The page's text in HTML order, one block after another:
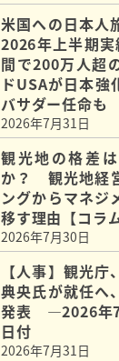
米国への日本人
2026年上半期
間で200万人超
ドUSAが日本強
バサダー任命も
2026年7月31日
観光地の格差
か？ 観光地経
ングからマネジ
移す理由【コラム
2026年7月30日
【人事】観光
典央氏が就任へ
発表 ―2026年7
日付
2026年7月31日